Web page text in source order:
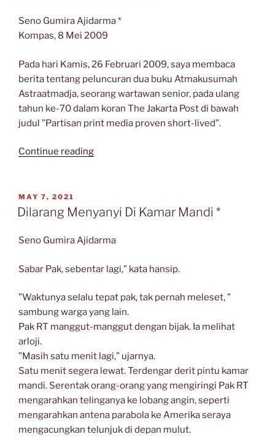
Seno Gumira Ajidarma *
Kompas, 8 Mei 2009
Pada hari Kamis, 26 Februari 2009, saya membaca
berita tentang peluncuran dua buku Atmakusumah
Astraatmadja, seorang wartawan senior, pada ulang
tahun ke-70 dalam koran The Jakarta Post di bawah
judul ”Partisan print media proven short-lived”.
Continue reading“Koran,
POSTED
ON
MAY 7, 2021
Dilarang Menyanyi Di Kamar Mandi *
Seno Gumira Ajidarma
Sabar Pak, sebentar lagi,” kata hansip.
”Waktunya selalu tepat pak, tak pernah meleset, ”
sambung warga yang lain.
Pak RT manggut-manggut dengan bijak. Ia melihat
arloji.
”Masih satu menit lagi,” ujarnya.
Satu menit segera lewat. Terdengar derit pintu kamar
mandi. Serentak orang-orang yang mengiringi Pak RT
mengarahkan telinganya ke lobang angin, seperti
mengarahkan antena parabola ke Amerika seraya
mengacungkan telunjuk di depan mulut.